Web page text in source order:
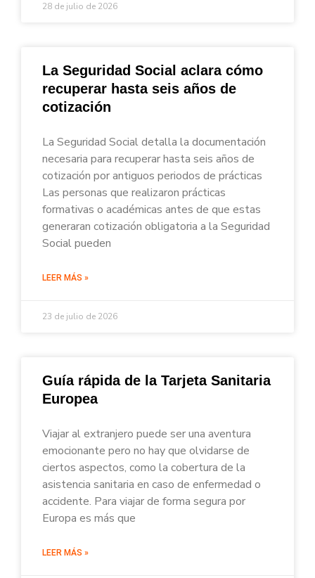
28 de julio de 2026
La Seguridad Social aclara cómo
recuperar hasta seis años de
cotización
La Seguridad Social detalla la documentación
necesaria para recuperar hasta seis años de
cotización por antiguos periodos de prácticas
Las personas que realizaron prácticas
formativas o académicas antes de que estas
generaran cotización obligatoria a la Seguridad
Social pueden
LEER MÁS »
23 de julio de 2026
Guía rápida de la Tarjeta Sanitaria
Europea
Viajar al extranjero puede ser una aventura
emocionante pero no hay que olvidarse de
ciertos aspectos, como la cobertura de la
asistencia sanitaria en caso de enfermedad o
accidente. Para viajar de forma segura por
Europa es más que
LEER MÁS »